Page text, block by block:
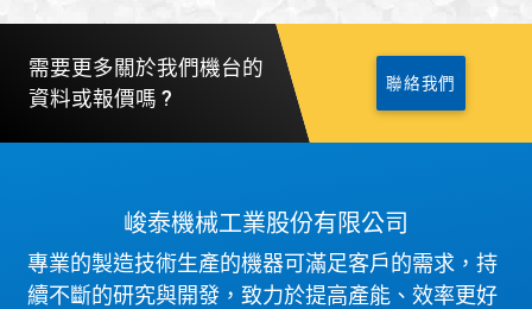
需要更多關於我們機台的
資料或報價嗎 ?
聯絡我們
峻泰機械工業股份有限公司
專業的製造技術生產的機器可滿足客戶的需求，持
續不斷的研究與開發，致力於提高產能、效率更好